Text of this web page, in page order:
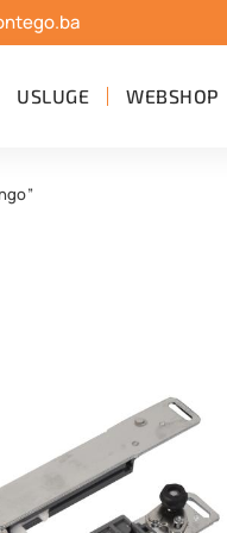
USLUGE WEBSHOP